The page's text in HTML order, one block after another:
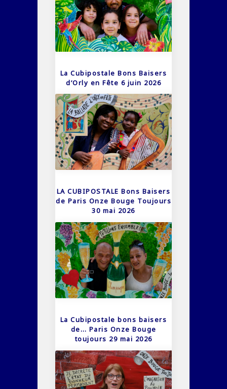
La Cubipostale Bons Baisers
d’Orly en Fête 6 juin 2026
LA CUBIPOSTALE Bons Baisers
de Paris Onze Bouge Toujours
30 mai 2026
La Cubipostale bons baisers
de… Paris Onze Bouge
toujours 29 mai 2026